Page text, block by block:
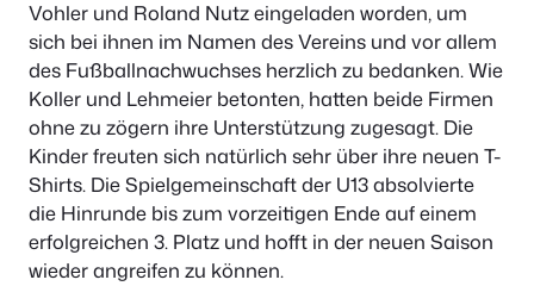
Vohler und Roland Nutz eingeladen worden, um
sich bei ihnen im Namen des Vereins und vor allem
des Fußballnachwuchses herzlich zu bedanken. Wie
Koller und Lehmeier betonten, hatten beide Firmen
ohne zu zögern ihre Unterstützung zugesagt. Die
Kinder freuten sich natürlich sehr über ihre neuen T-
Shirts. Die Spielgemeinschaft der U13 absolvierte
die Hinrunde bis zum vorzeitigen Ende auf einem
erfolgreichen 3. Platz und hofft in der neuen Saison
wieder angreifen zu können.